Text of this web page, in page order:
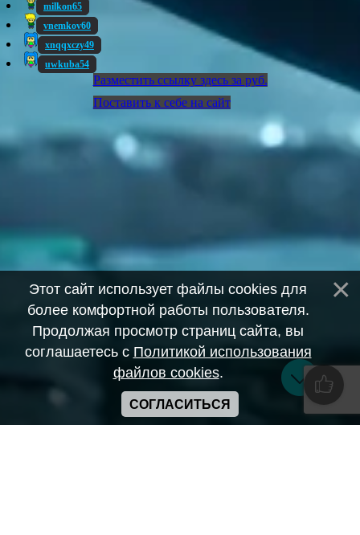
milkon65
vnemkov60
xnqqxczy49
uwkuba54
Разместить ссылку здесь за руб.
Поставить к себе на сайт
Этот сайт использует файлы cookies для
более комфортной работы пользователя.
Продолжая просмотр страниц сайта, вы
соглашаетесь с Политикой использования
файлов cookies.
СОГЛАСИТЬСЯ